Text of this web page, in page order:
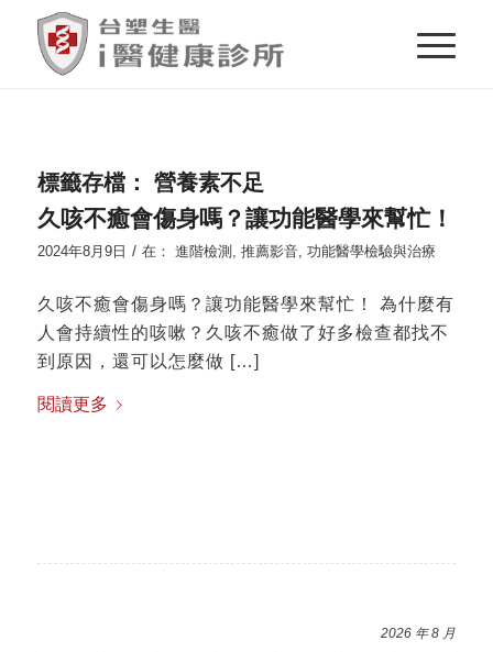
標籤存檔： 營養素不足
久咳不癒會傷身嗎？讓功能醫學來幫忙！
2024年8月9日 / 在： 進階檢測 , 推薦影音, 功能醫學檢驗與治療
久咳不癒會傷身嗎？讓功能醫學來幫忙！ 為什麼有
人會持續性的咳嗽？久咳不癒做了好多檢查都找不
到原因，還可以怎麼做 […]
閱讀更多
2026 年 8 月